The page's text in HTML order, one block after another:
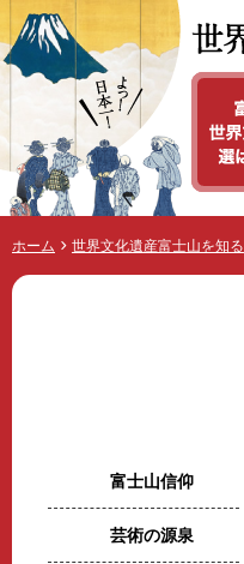
ホーム 世界文化遺産富士山を知る
富士山信仰
芸術の源泉